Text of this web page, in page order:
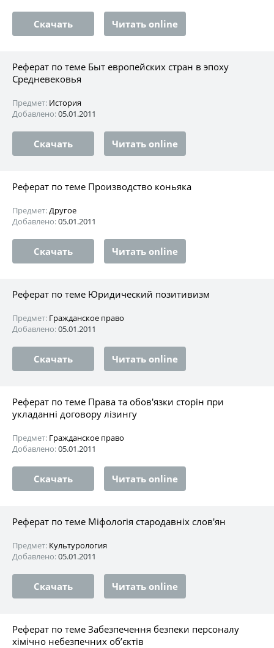
Скачать Читать online
Реферат по теме Быт европейских стран в эпоху
Средневековья
Предмет: История
Добавлено:05.01.2011
Скачать Читать online
Реферат по теме Производство коньяка
Предмет:Другое
Добавлено:05.01.2011
Скачать Читать online
Реферат по теме Юридический позитивизм
Предмет: Гражданское право
Добавлено:05.01.2011
Скачать Читать online
Реферат по теме Права та обов'язки сторін при
укладанні договору лізингу
Предмет: Гражданское право
Добавлено:05.01.2011
Скачать Читать online
Реферат по теме Міфологія стародавніх слов'ян
Предмет: Культурология
Добавлено:05.01.2011
Скачать Читать online
Реферат по теме Забезпечення безпеки персоналу
хімічно небезпечних об’єктів